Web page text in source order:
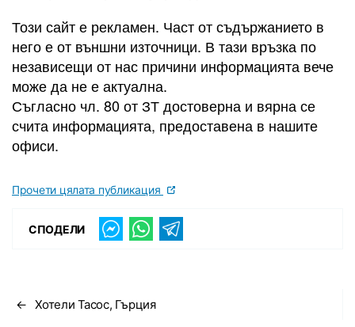
Този сайт е рекламен. Част от съдържанието в
него е от външни източници. В тази връзка по
независещи от нас причини информацията вече
може да не е актуална.
Съгласно чл. 80 от ЗТ достоверна и вярна се
счита информацията, предоставена в нашите
офиси.
Прочети цялата публикация
СПОДЕЛИ
← Хотели Тасос, Гърция